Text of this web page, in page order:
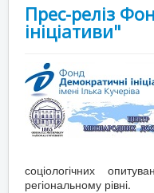
Прес-реліз
ініціативи"
соціологічних
регіональному рівні.